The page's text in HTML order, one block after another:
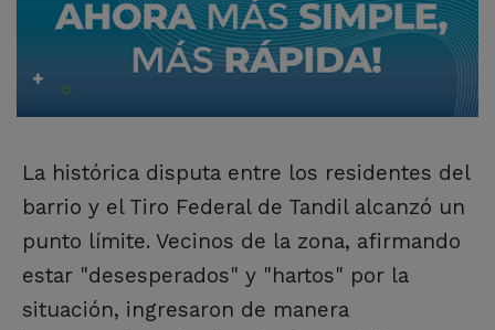
La histórica disputa entre los residentes del
barrio y el Tiro Federal de Tandil alcanzó un
punto límite. Vecinos de la zona, afirmando
estar "desesperados" y "hartos" por la
situación, ingresaron de manera